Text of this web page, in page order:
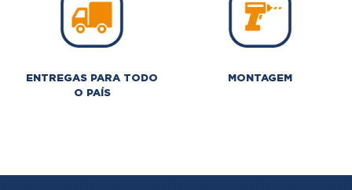
ENTREGAS PARA TODO
O PAÍS
MONTAGEM